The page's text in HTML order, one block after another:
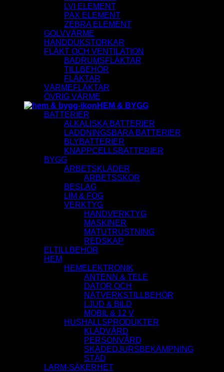
LVI ELEMENT
PAX ELEMENT
ZEBRA ELEMENT
GOLVVÄRME
HANDDUKSTORKAR
FLÄKT OCH VENTILATION
BADRUMSFLÄKTAR
TILLBEHÖR
FLÄKTAR
VÄRMEFLÄKTAR
ÖVRIG VÄRME
HEM & BYGG
BATTERIER
ALKALISKA BATTERIER
LADDNINGSBARA BATTERIER
BLYBATTERIER
KNAPPCELLSBATTERIER
BYGG
ARBETSKLÄDER
ARBETSSKOR
BESLAG
LIM & FOG
VERKTYG
HANDVERKTYG
MASKINER
MÄTUTRUSTNING
REDSKAP
ELTILLBEHÖR
HEM
HEMELEKTRONIK
ANTENN & TELE
DATOR OCH
NÄTVERKSTILLBEHÖR
LJUD & BILD
MOBIL & 12 V
HUSHALLSPRODUKTER
KLÄDVÅRD
PERSONVÅRD
SKADEDJURSBEKÄMPNING
STÄD
LARM-SÄKERHET